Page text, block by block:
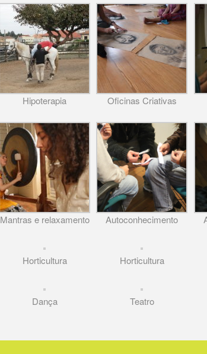
Hipoterapia Oficinas Criativas
Mantras e relaxamento Autoconhecimento
Horticultura Horticultura
Dança Teatro